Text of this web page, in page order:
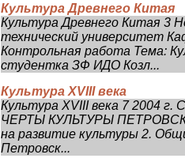
Культура Древнего Китая
Культура Древнего Китая 3
технический университет
Контрольная работа Тема:
студентка ЗФ ИДО Козл...
Культура XVIII века
Культура XVIII века 7 2004
ЧЕРТЫ КУЛЬТУРЫ
на развитие культуры 2.
Петровск...